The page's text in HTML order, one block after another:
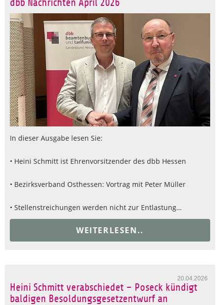
dbb Nachrichten April 2026
In dieser Ausgabe lesen Sie:
• Heini Schmitt ist Ehrenvorsitzender des dbb Hessen
• Bezirksverband Osthessen: Vortrag mit Peter Müller
• Stellenstreichungen werden nicht zur Entlastung…
WEITERLESEN..
20.04.2026
Heini Schmitt verabschiedet – Poseck kündigt
baldigen Besoldungsgesetzentwurf an